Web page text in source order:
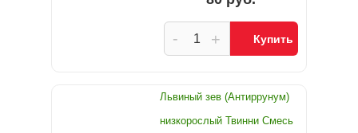
+
- Купить
Львиный зев (Антиррунум)
низкорослый Твинни Смесь